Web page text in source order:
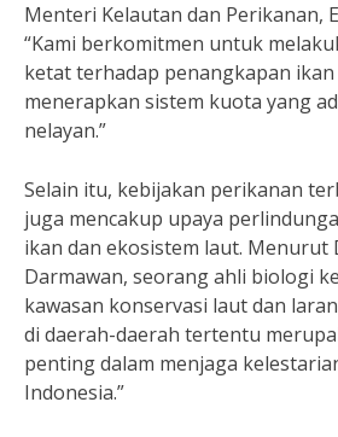
Menteri Kelautan dan Perikanan,
“Kami berkomitmen untuk
ketat terhadap penangkapan ikan
menerapkan sistem kuota yang
nelayan.”
Selain itu, kebijakan perikanan
juga mencakup upaya
ikan dan ekosistem laut. Menurut
Darmawan, seorang ahli biologi
kawasan konservasi laut dan
di daerah-daerah tertentu
penting dalam menjaga
Indonesia.”